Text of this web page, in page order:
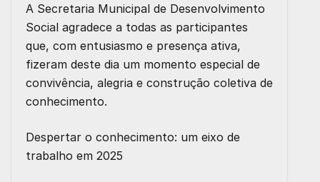
A Secretaria Municipal de Desenvolvimento
Social agradece a todas as participantes
que, com entusiasmo e presença ativa,
fizeram deste dia um momento especial de
convivência, alegria e construção coletiva de
conhecimento.
Despertar o conhecimento: um eixo de
trabalho em 2025